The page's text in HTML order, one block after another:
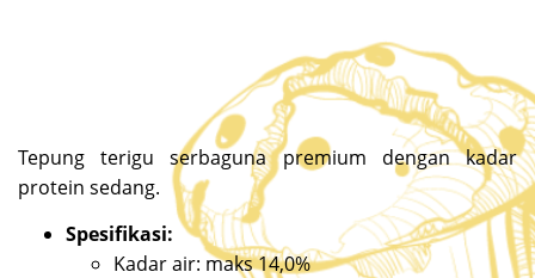
Tepung terigu serbaguna premium dengan kadar
protein sedang.
Spesifikasi:
Kadar air: maks 14,0%